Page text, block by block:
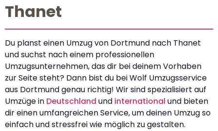
Thanet
Du planst einen Umzug von Dortmund nach Thanet
und suchst nach einem professionellen
Umzugsunternehmen, das dir bei deinem Vorhaben
zur Seite steht? Dann bist du bei Wolf Umzugsservice
aus Dortmund genau richtig! Wir sind spezialisiert auf
Umzüge in Deutschland und international und bieten
dir einen umfangreichen Service, um deinen Umzug so
einfach und stressfrei wie möglich zu gestalten.